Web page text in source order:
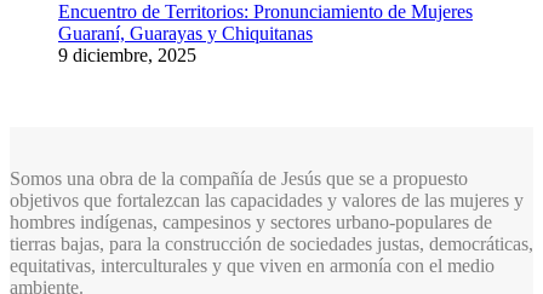
Encuentro de Territorios: Pronunciamiento de Mujeres
Guaraní, Guarayas y Chiquitanas
9 diciembre, 2025
Somos una obra de la compañía de Jesús que se a propuesto
objetivos que fortalezcan las capacidades y valores de las mujeres y
hombres indígenas, campesinos y sectores urbano-populares de
tierras bajas, para la construcción de sociedades justas, democráticas,
equitativas, interculturales y que viven en armonía con el medio
ambiente.